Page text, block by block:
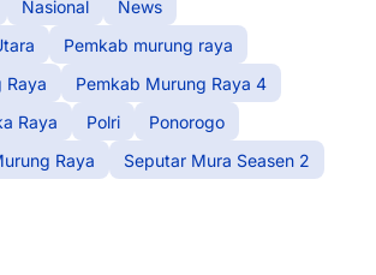
Nasional
News
Pemkab murung raya
Raya
Pemkab Murung Raya 4
Raya
Polri
Ponorogo
Raya
Seputar Mura Seasen 2